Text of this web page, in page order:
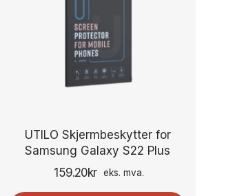
UTILO Skjermbeskytter for
Samsung Galaxy S22 Plus
159.20kr eks. mva.